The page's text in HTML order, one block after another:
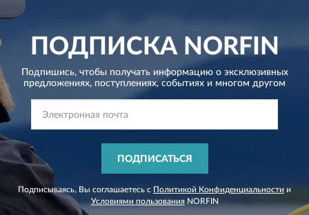
ПОДПИСКАNORFIN
Подпишись, чтобы получать информацию о эксклюзивных
предложениях, поступлениях, событиях и многом другом
ПОДПИСАТЬСЯ
Подписываясь, Вы соглашаетесь с Политикой Конфиденциальности и
Условиями пользованияNORFIN